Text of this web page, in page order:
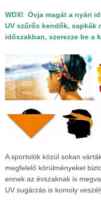
WDX! Óvja magát a nyári
UV szűrős kendők, sapkák
időszakban, szerezze be a
A sportolók közül sokan
megfelelő körülményeket
ennek az évszaknak is
UV sugárzás is komoly